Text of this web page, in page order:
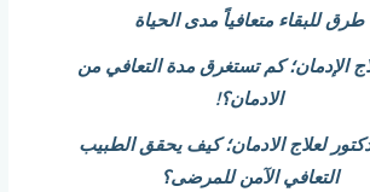
طرق للبقاء متعافياً مدى الحياة
الإدمان؛ كم تستغرق مدة التعافي من
الادمان؟!
لعلاج الادمان؛ كيف يحقق الطبيب
التعافي الآمن للمرضى؟